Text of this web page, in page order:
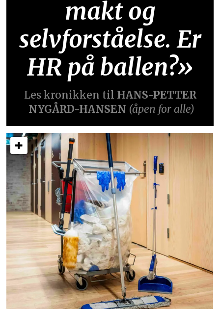
makt og
selvforståelse. Er
HR på ballen?»
Les kronikken til HANS-PETTER
NYGÅRD-HANSEN (åpen for alle)